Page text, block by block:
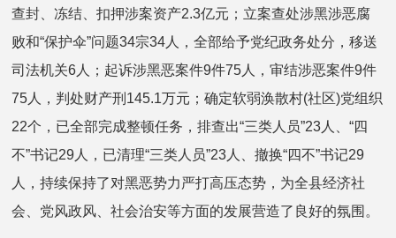
查封、冻结、扣押涉案资产2.3亿元；立案查处涉黑涉恶腐
败和“保护伞”问题34宗34人，全部给予党纪政务处分，移送
司法机关6人；起诉涉黑恶案件9件75人，审结涉恶案件9件
75人，判处财产刑145.1万元；确定软弱涣散村(社区)党组织
22个，已全部完成整顿任务，排查出“三类人员”23人、“四
不”书记29人，已清理“三类人员”23人、撤换“四不”书记29
人，持续保持了对黑恶势力严打高压态势，为全县经济社
会、党风政风、社会治安等方面的发展营造了良好的氛围。